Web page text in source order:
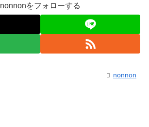
nonnonをフォローする
nonnon